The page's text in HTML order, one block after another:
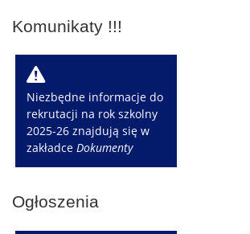
Komunikaty !!!
W
Niezbędne informacje do
rekrutacji na rok szkolny
2025-26 znajdują się w
zakładceDokumenty
Ogłoszenia